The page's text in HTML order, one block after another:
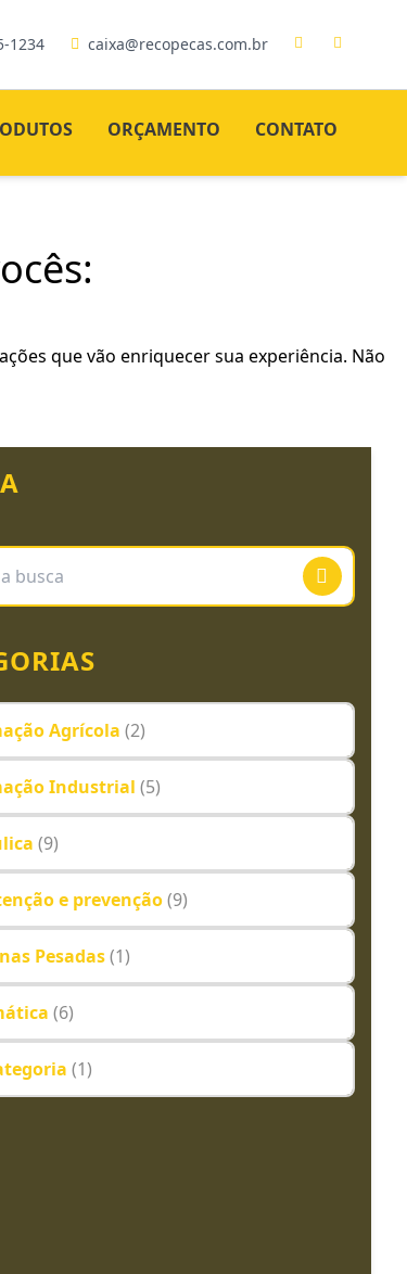
1234 caixa@recopecas.com.br
ORÇAMENTO CONTATO
que vão enriquecer sua experiência. Não
Agrícola (2)
Industrial (5)
(9)
e prevenção(9)
Pesadas(1)
(6)
(1)